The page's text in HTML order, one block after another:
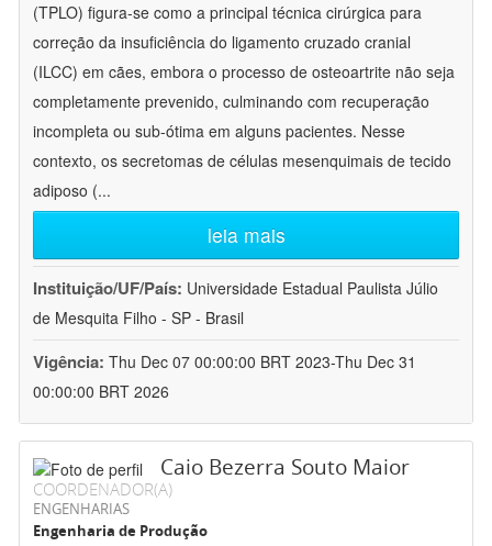
(TPLO) figura-se como a principal técnica cirúrgica para
correção da insuficiência do ligamento cruzado cranial
(ILCC) em cães, embora o processo de osteoartrite não seja
completamente prevenido, culminando com recuperação
incompleta ou sub-ótima em alguns pacientes. Nesse
contexto, os secretomas de células mesenquimais de tecido
adiposo (...
leia mais
Instituição/UF/País: Universidade Estadual Paulista Júlio
de Mesquita Filho - SP - Brasil
Vigência: Thu Dec 07 00:00:00 BRT 2023-Thu Dec 31
00:00:00 BRT 2026
Caio Bezerra Souto Maior
COORDENADOR(A)
ENGENHARIAS
Engenharia de Produção